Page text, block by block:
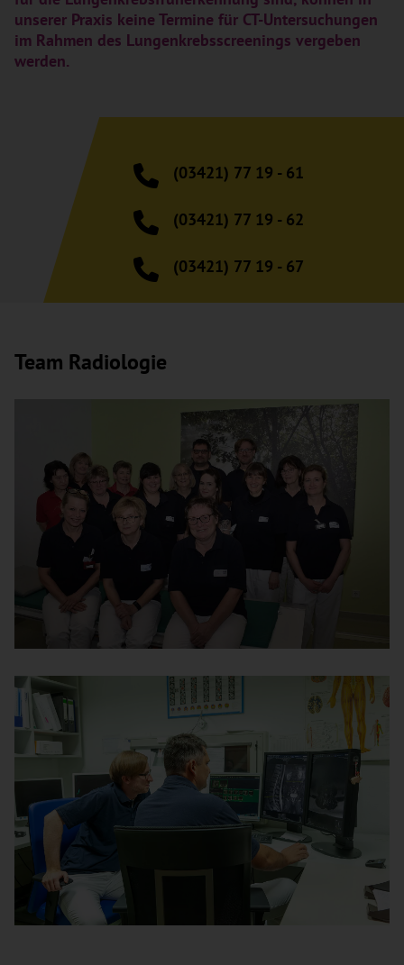
unserer Praxis keine Termine für CT-Untersuchungen
im Rahmen des Lungenkrebsscreenings vergeben
werden.
(03421) 77 19 - 61
(03421) 77 19 - 62
(03421) 77 19 - 67
Team Radiologie